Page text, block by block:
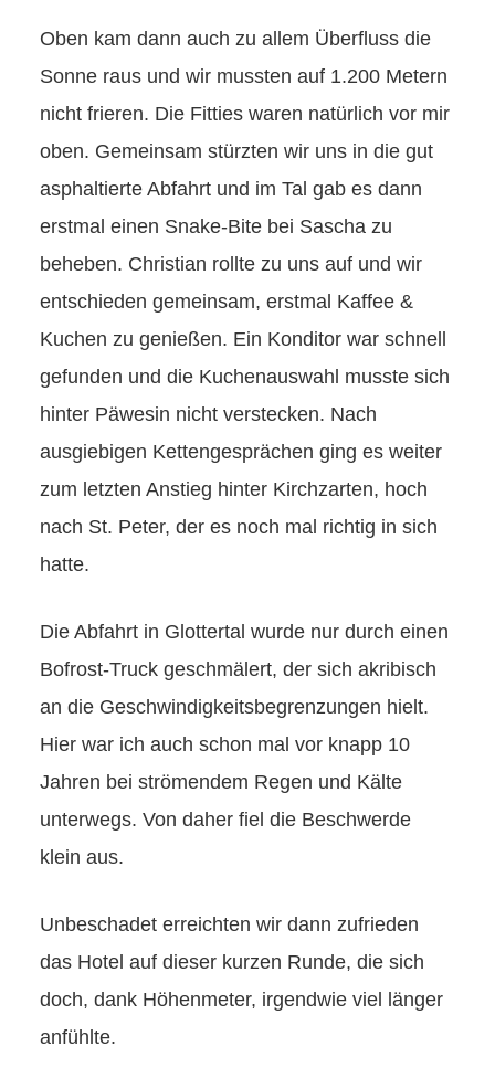
Oben kam dann auch zu allem Überfluss die
Sonne raus und wir mussten auf 1.200 Metern
nicht frieren. Die Fitties waren natürlich vor mir
oben. Gemeinsam stürzten wir uns in die gut
asphaltierte Abfahrt und im Tal gab es dann
erstmal einen Snake-Bite bei Sascha zu
beheben. Christian rollte zu uns auf und wir
entschieden gemeinsam, erstmal Kaffee &
Kuchen zu genießen. Ein Konditor war schnell
gefunden und die Kuchenauswahl musste sich
hinter Päwesin nicht verstecken. Nach
ausgiebigen Kettengesprächen ging es weiter
zum letzten Anstieg hinter Kirchzarten, hoch
nach St. Peter, der es noch mal richtig in sich
hatte.
Die Abfahrt in Glottertal wurde nur durch einen
Bofrost-Truck geschmälert, der sich akribisch
an die Geschwindigkeitsbegrenzungen hielt.
Hier war ich auch schon mal vor knapp 10
Jahren bei strömendem Regen und Kälte
unterwegs. Von daher fiel die Beschwerde
klein aus.
Unbeschadet erreichten wir dann zufrieden
das Hotel auf dieser kurzen Runde, die sich
doch, dank Höhenmeter, irgendwie viel länger
anfühlte.